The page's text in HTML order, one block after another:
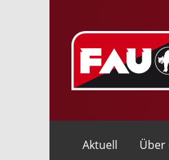
Aktuell Über